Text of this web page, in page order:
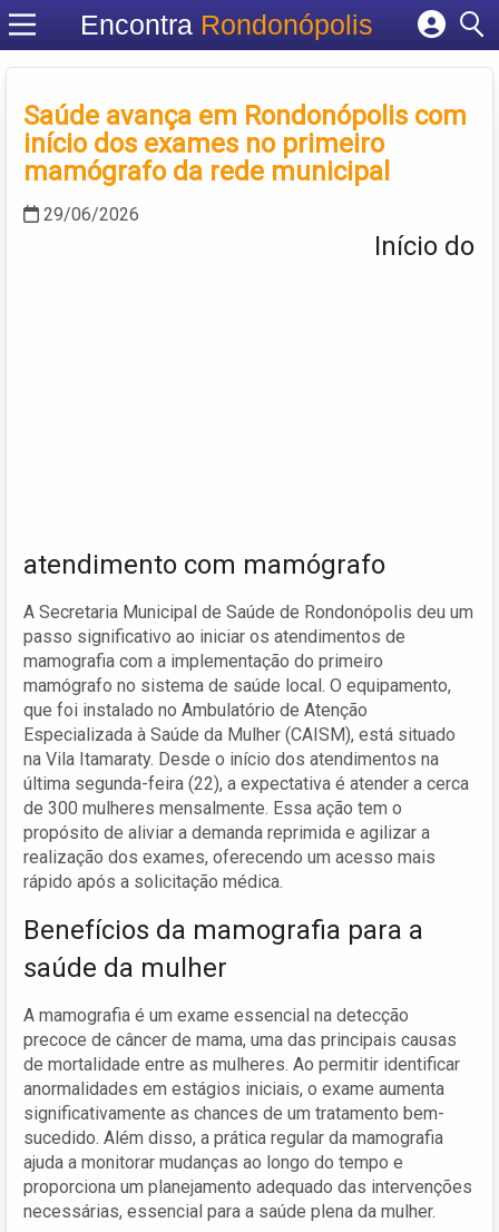
Encontra Rondonópolis
Cadastrar empresa
Criar conta
Saúde avança em Rondonópolis com
início dos exames no primeiro
mamógrafo da rede municipal
29/06/2026
Início do
atendimento com mamógrafo
A Secretaria Municipal de Saúde de Rondonópolis deu um
passo significativo ao iniciar os atendimentos de
mamografia com a implementação do primeiro
mamógrafo no sistema de saúde local. O equipamento,
que foi instalado no Ambulatório de Atenção
Especializada à Saúde da Mulher (CAISM), está situado
na Vila Itamaraty. Desde o início dos atendimentos na
última segunda-feira (22), a expectativa é atender a cerca
de 300 mulheres mensalmente. Essa ação tem o
propósito de aliviar a demanda reprimida e agilizar a
realização dos exames, oferecendo um acesso mais
rápido após a solicitação médica.
Benefícios da mamografia para a
saúde da mulher
A mamografia é um exame essencial na detecção
precoce de câncer de mama, uma das principais causas
de mortalidade entre as mulheres. Ao permitir identificar
anormalidades em estágios iniciais, o exame aumenta
significativamente as chances de um tratamento bem-
sucedido. Além disso, a prática regular da mamografia
ajuda a monitorar mudanças ao longo do tempo e
proporciona um planejamento adequado das intervenções
necessárias, essencial para a saúde plena da mulher.